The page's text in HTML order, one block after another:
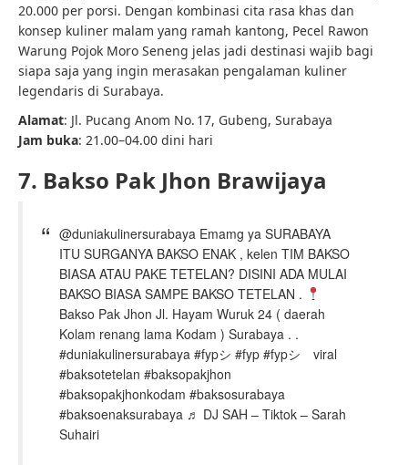
20.000 per porsi. Dengan kombinasi cita rasa khas dan
konsep kuliner malam yang ramah kantong, Pecel Rawon
Warung Pojok Moro Seneng jelas jadi destinasi wajib bagi
siapa saja yang ingin merasakan pengalaman kuliner
legendaris di Surabaya.
Alamat: Jl. Pucang Anom No. 17, Gubeng, Surabaya
Jam buka: 21.00–04.00 dini hari
7. Bakso Pak Jhon Brawijaya
@duniakulinersurabaya Emamg ya SURABAYA
ITU SURGANYA BAKSO ENAK , kelen TIM BAKSO
BIASA ATAU PAKE TETELAN? DISINI ADA MULAI
BAKSO BIASA SAMPE BAKSO TETELAN .
Bakso Pak Jhon Jl. Hayam Wuruk 24 ( daerah
Kolam renang lama Kodam ) Surabaya . .
#duniakulinersurabaya #fypシ #fyp #fypシ゚viral
#baksotetelan #baksopakjhon
#baksopakjhonkodam #baksosurabaya
#baksoenaksurabaya ♬ DJ SAH – Tiktok – Sarah
Suhairi